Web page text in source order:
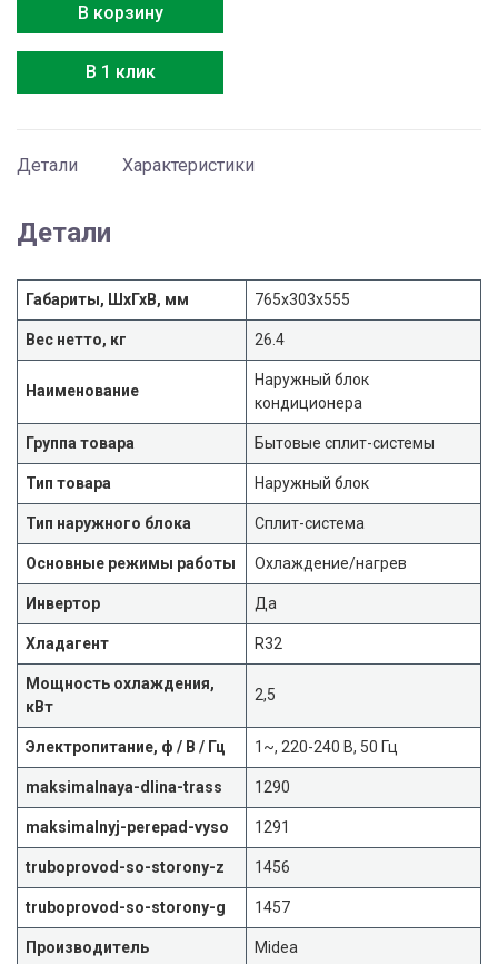
MOX230-
09HFN8-
В корзину
В 1 клик
Детали Характеристики
Детали
Габариты, ШхГхВ, мм 765x303x555
Вес нетто, кг 26.4
Наименование
Наружный блок
кондиционера
Группа товара Бытовые сплит-системы
Тип товара Наружный блок
Тип наружного блока Сплит-система
Основные режимы работы Охлаждение/нагрев
Инвертор Да
Хладагент R32
Мощность охлаждения,
кВт
2,5
Электропитание, ф / В / Гц 1~, 220-240 В, 50 Гц
maksimalnaya-dlina-trass 1290
maksimalnyj-perepad-vyso 1291
truboprovod-so-storony-z 1456
truboprovod-so-storony-g 1457
Производитель Midea